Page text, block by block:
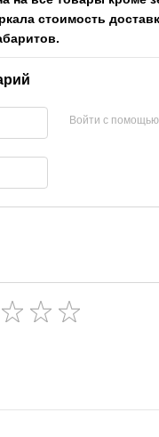
стоимость
Войти с помощью